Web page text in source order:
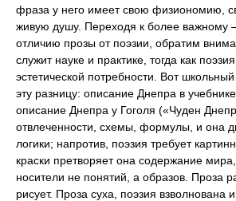
фраза у него имеет свою физиономию,
живую душу. Переходя к более важному
отличию прозы от поэзии, обратим
служит науке и практике, тогда как
эстетической потребности. Вот
эту разницу: описание Днепра в
описание Днепра у Гоголя («Чуден
отвлеченности, схемы, формулы, и она
логики; напротив, поэзия требует
краски претворяет она содержание
носители не понятий, а образов. Проза
рисует. Проза суха, поэзия взволнована